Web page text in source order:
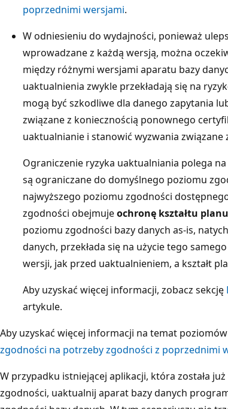
poprzednimi wersjami.
W odniesieniu do wydajności, ponieważ
wprowadzane z każdą wersją, można
między różnymi wersjami aparatu bazy
uaktualnienia zwykle przekładają się na
mogą być szkodliwe dla danego zapytania
związane z koniecznością ponownego
uaktualnianie i stanowić wyzwania związane
Ograniczenie ryzyka uaktualniania polega
są ograniczane do domyślnego poziomu
najwyższego poziomu zgodności
zgodności obejmujeochronę kształtu
poziomu zgodności bazy danych as-is,
danych, przekłada się na użycie tego
wersji, jak przed uaktualnieniem, a kształt
Aby uzyskać więcej informacji, zobacz sekcję
artykule.
Aby uzyskać więcej informacji na temat
zgodności na potrzeby zgodności z poprzednimi
W przypadku istniejącej aplikacji, która została
zgodności, uaktualnij aparat bazy danych